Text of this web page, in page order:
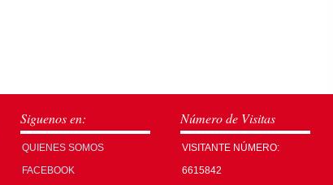
Siguenos en:
QUIENES SOMOS
FACEBOOK
Número de Visitas
VISITANTE NÚMERO:
6615842